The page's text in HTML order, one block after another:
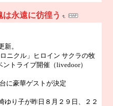
は永遠に彷徨う
新。
ニクル」ヒロイン サクラの牧
トライブ開催（livedoor）
に豪華ゲストが決定
ゆり子が昨日８月２９日、２２